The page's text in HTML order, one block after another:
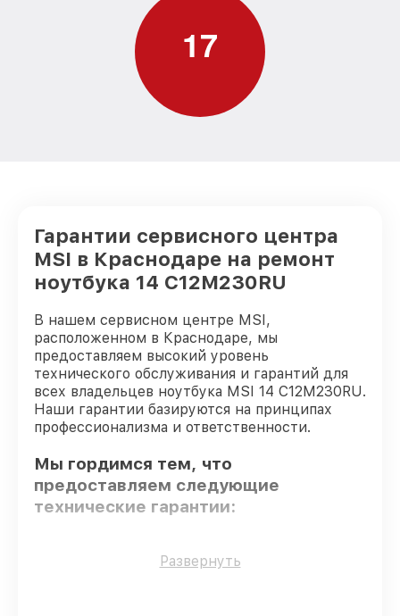
17
Гарантии сервисного центра
MSI в Краснодаре на ремонт
ноутбука 14 C12M230RU
В нашем сервисном центре MSI,
расположенном в Краснодаре, мы
предоставляем высокий уровень
технического обслуживания и гарантий для
всех владельцев ноутбука MSI 14 C12M230RU.
Наши гарантии базируются на принципах
профессионализма и ответственности.
Мы гордимся тем, что
предоставляем следующие
технические гарантии:
Оригинальные детали– для всех видов
Развернуть